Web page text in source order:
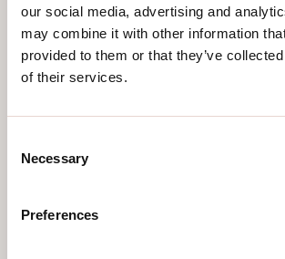
our social media, advertising and
may combine it with other information
provided to them or that they’ve
of their services.
Selection
Necessary
Preferences
Wählen Sie Ihr